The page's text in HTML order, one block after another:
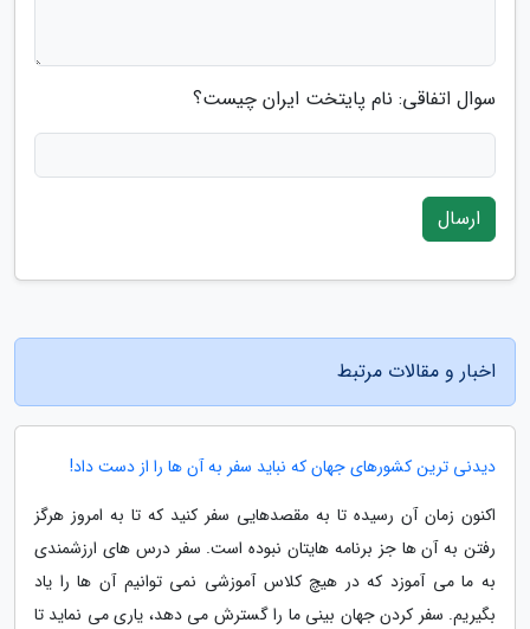
سوال اتفاقی: نام پایتخت ایران چیست؟
ارسال
اخبار و مقالات مرتبط
دیدنی ترین کشورهای جهان که نباید سفر به آن ها را از دست داد!
اکنون زمان آن رسیده تا به مقصدهایی سفر کنید که تا به امروز هرگز
رفتن به آن ها جز برنامه هایتان نبوده است. سفر درس های ارزشمندی
به ما می آموزد که در هیچ کلاس آموزشی نمی توانیم آن ها را یاد
بگیریم. سفر کردن جهان بینی ما را گسترش می دهد، یاری می نماید تا